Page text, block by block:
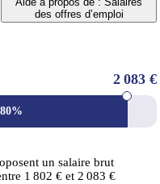
des offres d’emploi
80%
2 083 €
un salaire brut
1 802 € et 2 083 €